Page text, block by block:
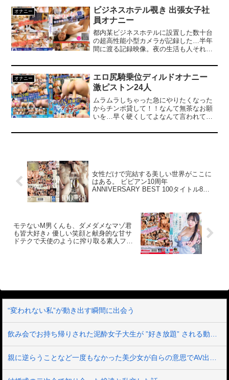
った！！2度3度絶頂は当たり前！仕事の
ストレスを性処理で発散しているのだろ
う。最近は肉食系の女性が多い！仕事の
頑張り過ぎで彼氏も居なく性欲処理する
暇もないのだろうか？それとも足りてな
い？欲が溜まっているのだろう…。
オナニー
ビジネスホテル覗き 出張女子社
員オナニー
都内某ビジネスホテルに設置した数十台
の超高性能小型カメラが記録した…半年
間に渡る記録映像。夜の生活も人それぞ
OL・大人しそうな女程、男性経験は多そ
うだ…ドスケベ間違いなし！人前では見
せないであろう、独りぼっちで無防備な
姿がエロ過ぎる…だから覗きは止められ
ない！紛れもない事実は女は男より性欲
が強い！
オナニー
エロ尻騎乗位ディルドオナニー
激ピストン24人
ムラムラしちゃった急にやりたくなった
からチンポ貸して！！なんて無茶なお願
いを…早く硬くしてよなんて言われて
でキツキツのオマンコの奥までずっぽり
しょうか？こんな激しい激ピストン耐え
られません！僕は女性主導のオナニーの
玩具です。
女性だけで完結する美しい世界がここに
はある。 ビビアン10周年
ANNIVERSARY BEST 100タイトル8時
モテないM男くんも、ダメダメなマゾ君
も皆大好き♪ 優しい笑顔と献身的な甘サ
ドテクで天使のように搾り取る素人ファ
“変われない私”が動き出す瞬間に出会う